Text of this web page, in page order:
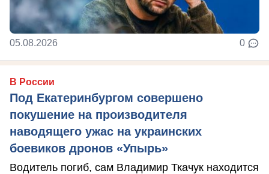
05.08.2026 0
В России
Под Екатеринбургом совершено
покушение на производителя
наводящего ужас на украинских
боевиков дронов «Упырь»
Водитель погиб, сам Владимир Ткачук находится